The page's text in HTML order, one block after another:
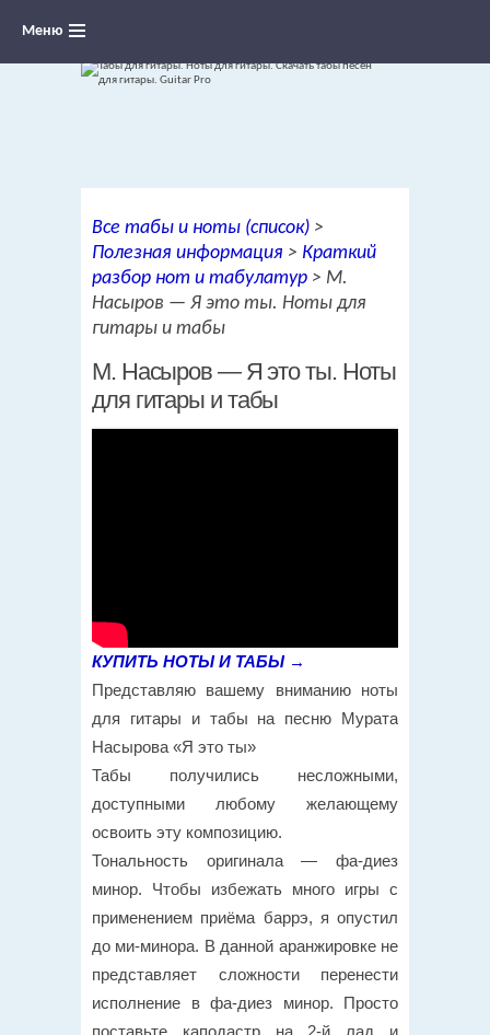
переложения песен для гитары
Меню
Все табы и ноты (список) >
Полезная информация > Краткий
разбор нот и табулатур > М.
Насыров — Я это ты. Ноты для
гитары и табы
М. Насыров — Я это ты. Ноты
для гитары и табы
КУПИТЬ НОТЫ И ТАБЫ →
Представляю вашему вниманию ноты
для гитары и табы на песню Мурата
Насырова «Я это ты»
Табы получились несложными,
доступными любому желающему
освоить эту композицию.
Тональность оригинала — фа-диез
минор. Чтобы избежать много игры с
применением приёма баррэ, я опустил
до ми-минора. В данной аранжировке не
представляет сложности перенести
исполнение в фа-диез минор. Просто